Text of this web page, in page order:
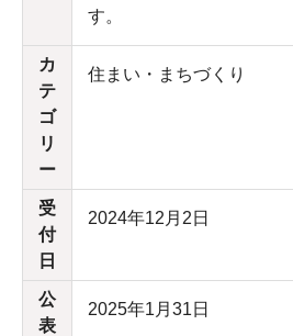
す。
カ
テ
ゴ
リ
ー
住まい・まちづくり
受
付
日
2024年12月2日
公
表
2025年1月31日